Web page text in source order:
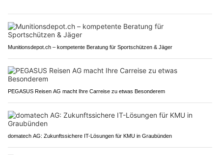
Munitionsdepot.ch – kompetente Beratung für Sportschützen & Jäger
PEGASUS Reisen AG macht Ihre Carreise zu etwas Besonderem
domatech AG: Zukunftssichere IT-Lösungen für KMU in Graubünden